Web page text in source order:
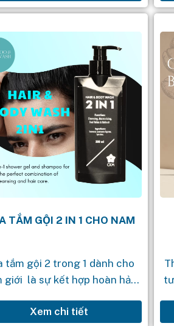
TẮM GỘI 2 IN 1 CHO NAM
tắm gội 2 trong 1 dành cho
giới là sự kết hợp hoàn hảo
Với hương thơm nam tính...
Xem chi tiết